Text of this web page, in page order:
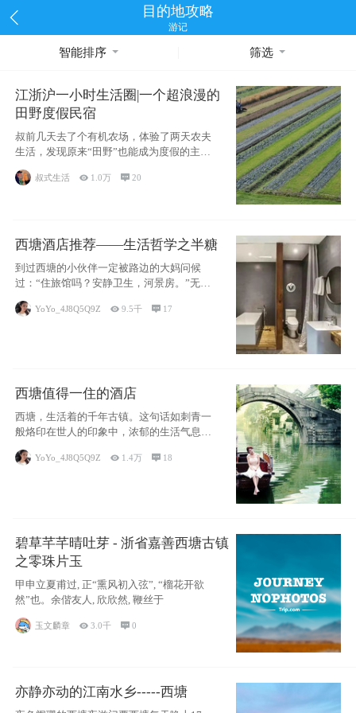
目的地攻略
游记
智能排序 筛选
江浙沪一小时生活圈|一个超浪漫的
田野度假民宿
叔前几天去了个有机农场，体验了两天农夫
生活，发现原来“田野”也能成为度假的主旋
律。江
叔式生活  1.0万 20
西塘酒店推荐——生活哲学之半糖
到过西塘的小伙伴一定被路边的大妈问候
过：“住旅馆吗？安静卫生，河景房。”无意
YoYo_4J8Q5Q9Z 9.5千  17
西塘值得一住的酒店
西塘，生活着的千年古镇。这句话如刺青一
般烙印在世人的印象中，浓郁的生活气息，
小桥流水
YoYo_4J8Q5Q9Z  1.4万  18
碧草芊芊晴吐芽 - 浙省嘉善西塘古镇
之零珠片玉
甲申立夏甫过, 正“熏风初入弦”, “榴花开欲
然”也。余偕友人, 欣欣然, 鞭丝于
玉文麟章  3.0千 0
亦静亦动的江南水乡-----西塘